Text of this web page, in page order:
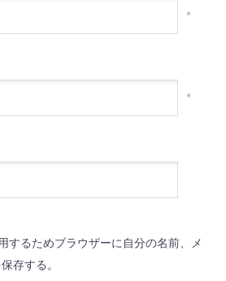
*
*
するためブラウザーに自分の名前、メ
存する。